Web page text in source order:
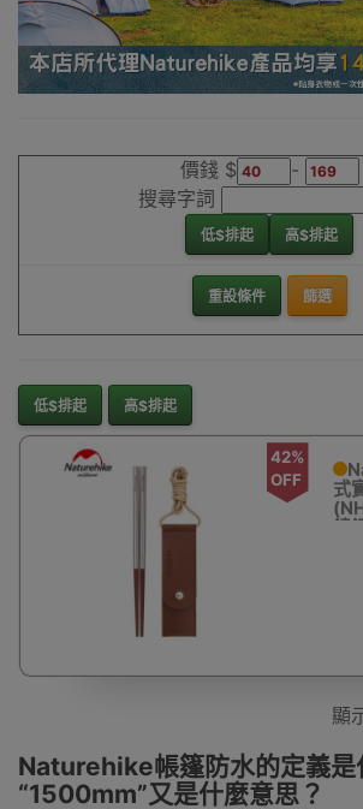
價錢 $
-
搜尋字詞
低$排起 高$排起
重設條件 篩選
低$排起 高$排起
42%
OFF
式
鏽
顯
Naturehike帳篷防水的定義是
“1500mm”又是什麼意思？